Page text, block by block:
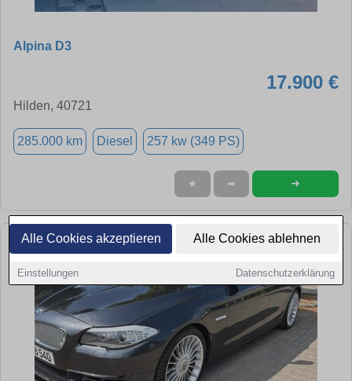
Alle Cookies akzeptieren Alle Cookies ablehnen
Einstellungen Datenschutzerklärung
Alpina D3
17.900 €
Hilden, 40721
285.000 km Diesel 257 kw (349 PS)
★ ➦ ➜